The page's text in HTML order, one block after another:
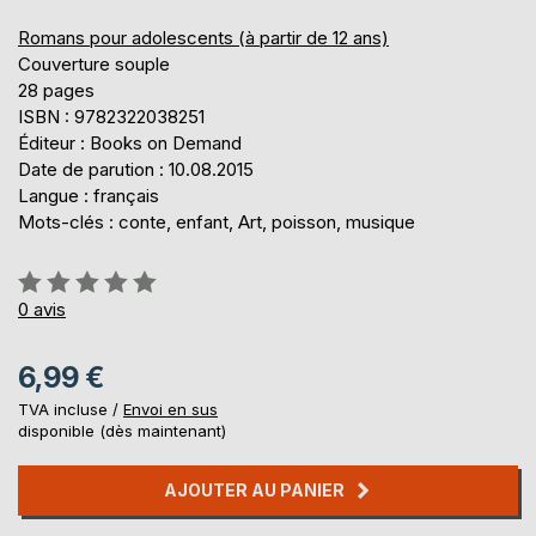
Romans pour adolescents (à partir de 12 ans)
Couverture souple
28 pages
ISBN : 9782322038251
Éditeur : Books on Demand
Date de parution : 10.08.2015
Langue : français
Mots-clés : conte, enfant, Art, poisson, musique
Évaluation:
0%
0 avis
6,99 €
TVA incluse / Envoi en sus
disponible (dès maintenant)
AJOUTER AU PANIER